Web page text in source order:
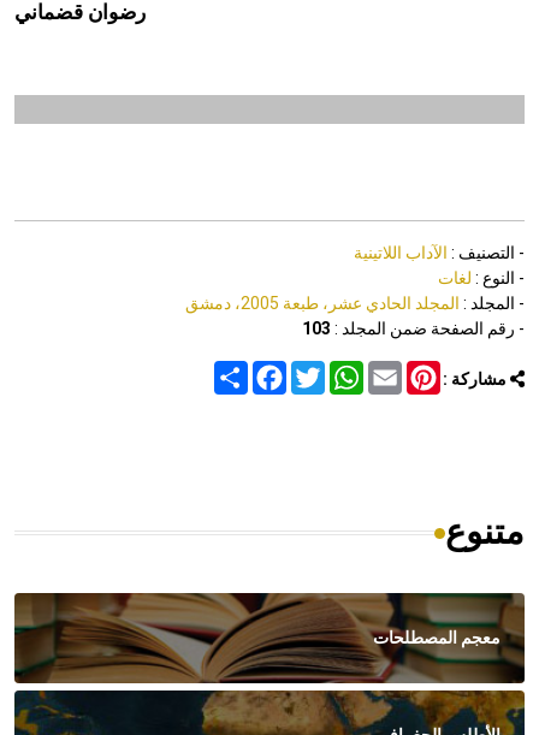
رضوان قضماني
- التصنيف : الآداب اللاتينية
- النوع : لغات
- المجلد : المجلد الحادي عشر، طبعة 2005، دمشق
- رقم الصفحة ضمن المجلد : 103
مشاركة : Share
FacebookTwitter
WhatsAppEmail
Pinterest
متنوع
معجم المصطلحات